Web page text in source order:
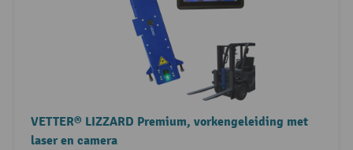
VETTER® LIZZARD Premium, vorkengeleiding met
laser en camera